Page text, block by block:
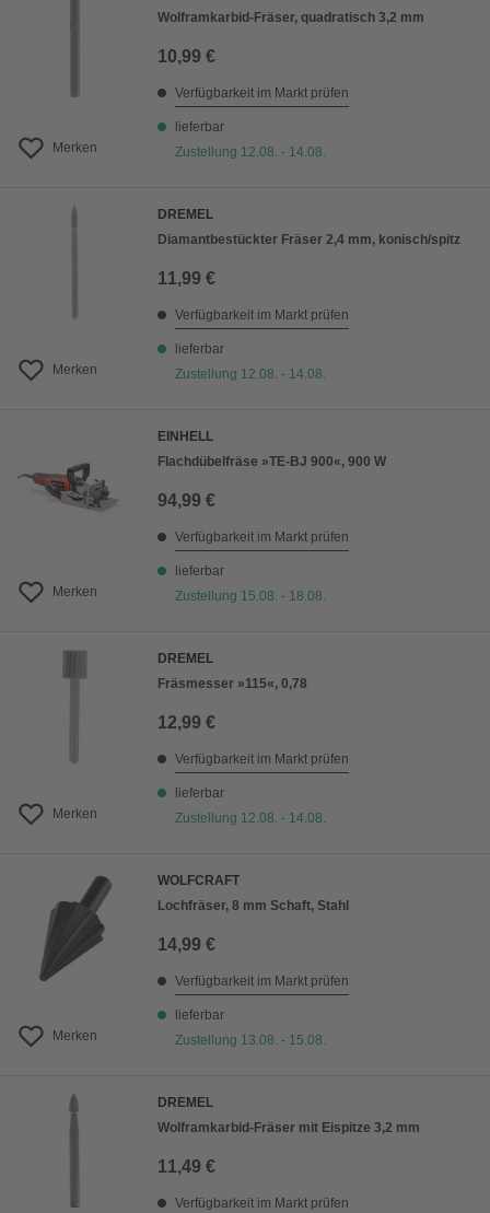
Merken
Wolframkarbid-Fräser, quadratisch 3,2 mm
10,99 €
Verfügbarkeit im Markt prüfen
lieferbar
Zustellung 12.08. - 14.08.
Merken
DREMEL
Diamantbestückter Fräser 2,4 mm, konisch/spitz
11,99 €
Verfügbarkeit im Markt prüfen
lieferbar
Zustellung 12.08. - 14.08.
Merken
EINHELL
Flachdübelfräse »TE-BJ 900«, 900 W
94,99 €
Verfügbarkeit im Markt prüfen
lieferbar
Zustellung 15.08. - 18.08.
Merken
DREMEL
Fräsmesser »115«, 0,78
12,99 €
Verfügbarkeit im Markt prüfen
lieferbar
Zustellung 12.08. - 14.08.
Merken
WOLFCRAFT
Lochfräser, 8 mm Schaft, Stahl
14,99 €
Verfügbarkeit im Markt prüfen
lieferbar
Zustellung 13.08. - 15.08.
DREMEL
Wolframkarbid-Fräser mit Eispitze 3,2 mm
11,49 €
Verfügbarkeit im Markt prüfen